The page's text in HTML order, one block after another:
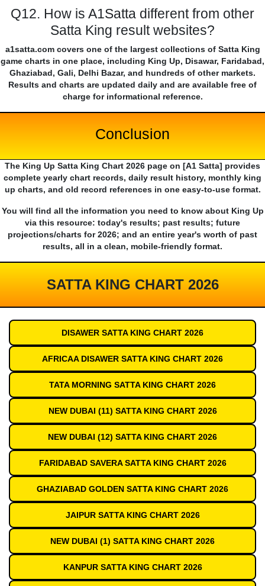
Q12. How is A1Satta different from other
Satta King result websites?
a1satta.com covers one of the largest collections of Satta King
game charts in one place, including King Up, Disawar, Faridabad,
Ghaziabad, Gali, Delhi Bazar, and hundreds of other markets.
Results and charts are updated daily and are available free of
charge for informational reference.
Conclusion
The King Up Satta King Chart 2026 page on [A1 Satta] provides
complete yearly chart records, daily result history, monthly king
up charts, and old record references in one easy-to-use format.
You will find all the information you need to know about King Up
via this resource: today's results; past results; future
projections/charts for 2026; and an entire year's worth of past
results, all in a clean, mobile-friendly format.
SATTA KING CHART 2026
DISAWER SATTA KING CHART 2026
AFRICAA DISAWER SATTA KING CHART 2026
TATA MORNING SATTA KING CHART 2026
NEW DUBAI (11) SATTA KING CHART 2026
NEW DUBAI (12) SATTA KING CHART 2026
FARIDABAD SAVERA SATTA KING CHART 2026
GHAZIABAD GOLDEN SATTA KING CHART 2026
JAIPUR SATTA KING CHART 2026
NEW DUBAI (1) SATTA KING CHART 2026
KANPUR SATTA KING CHART 2026